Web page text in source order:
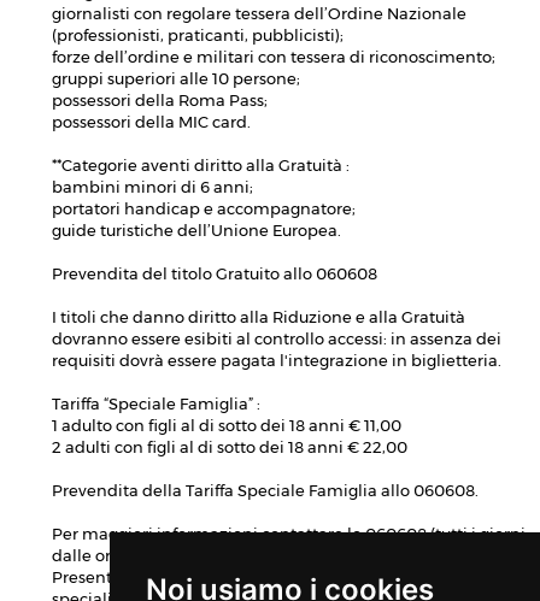
Noi usiamo i cookies
giornalisti con regolare tessera dell’Ordine Nazionale
(professionisti, praticanti, pubblicisti);
forze dell’ordine e militari con tessera di riconoscimento;
gruppi superiori alle 10 persone;
possessori della Roma Pass;
possessori della MIC card.
**Categorie aventi diritto alla Gratuità :
bambini minori di 6 anni;
portatori handicap e accompagnatore;
guide turistiche dell’Unione Europea.
Prevendita del titolo Gratuito allo 060608
I titoli che danno diritto alla Riduzione e alla Gratuità
dovranno essere esibiti al controllo accessi: in assenza dei
requisiti dovrà essere pagata l'integrazione in biglietteria.
Tariffa “Speciale Famiglia” :
1 adulto con figli al di sotto dei 18 anni € 11,00
2 adulti con figli al di sotto dei 18 anni € 22,00
Prevendita della Tariffa Speciale Famiglia allo 060608.
Per maggiori informazioni contattare lo 060608 (tutti i giorni
dalle ore 9:00 alle 19:00).
Presenti: Sevizi Igienici; Piccolo Guardaroba; Punto vendita